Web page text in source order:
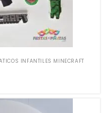
INFANTILES MINECRAFT